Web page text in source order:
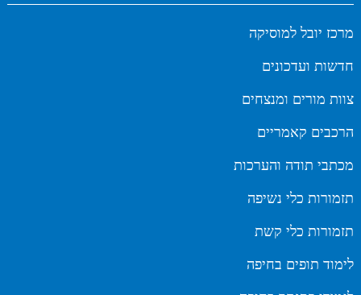
מרכז יובל למוסיקה
חדשות ועדכונים
צוות מורים ומנצחים
הרכבים קאמריים
מכתבי תודה והערכות
תזמורות כלי נשיפה
תזמורות כלי קשת
לימוד תופים בחיפה